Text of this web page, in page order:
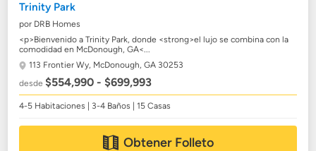
Trinity Park
por DRB Homes
<p>Bienvenido a Trinity Park, donde <strong>el lujo se combina con la
comodidad en McDonough, GA<...
113 Frontier Wy, McDonough, GA 30253
desde$554,990 - $699,993
4-5 Habitaciones | 3-4 Baños | 15 Casas
Obtener Folleto